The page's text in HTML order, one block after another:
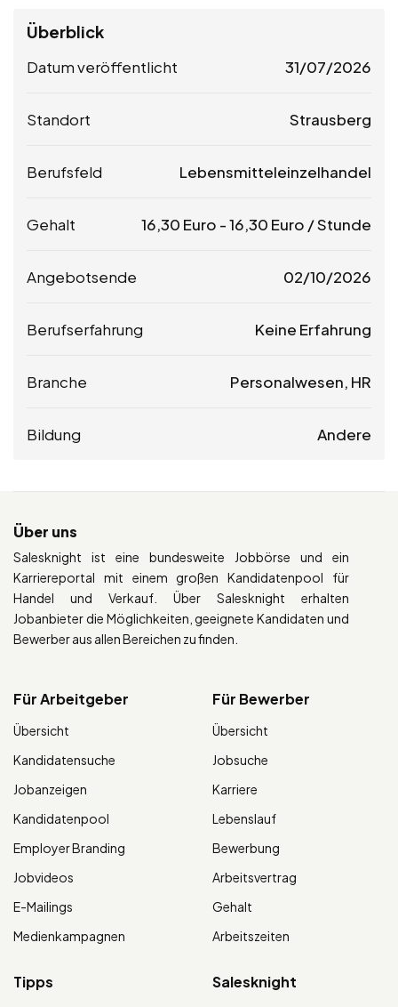
Überblick
Datum veröffentlicht 31/07/2026
Standort Strausberg
Berufsfeld Lebensmitteleinzelhandel
Gehalt 16,30 Euro -16,30 Euro / Stunde
Angebotsende 02/10/2026
Berufserfahrung Keine Erfahrung
Branche Personalwesen, HR
Bildung Andere
Über uns
Salesknight ist eine bundesweite Jobbörse und ein
Karriereportal mit einem großen Kandidatenpool für
Handel und Verkauf. Über Salesknight erhalten
Jobanbieter die Möglichkeiten, geeignete Kandidaten und
Bewerber aus allen Bereichen zu finden.
Für Arbeitgeber
Übersicht
Kandidatensuche
Jobanzeigen
Kandidatenpool
Employer Branding
Jobvideos
E-Mailings
Medienkampagnen
Für Bewerber
Übersicht
Jobsuche
Karriere
Lebenslauf
Bewerbung
Arbeitsvertrag
Gehalt
Arbeitszeiten
Tipps Salesknight